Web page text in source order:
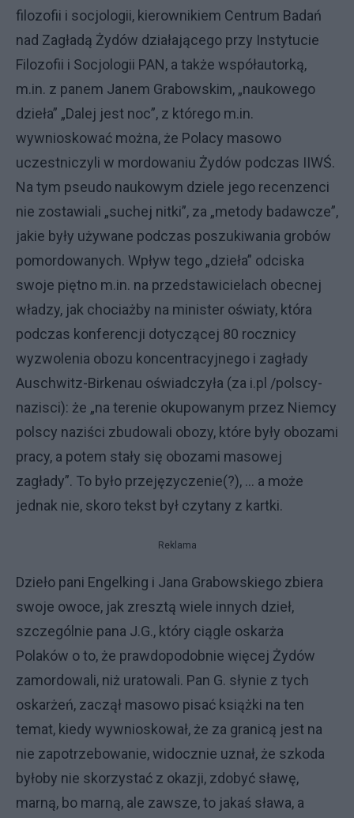
filozofii i socjologii, kierownikiem Centrum Badań
nad Zagładą Żydów działającego przy Instytucie
Filozofii i Socjologii PAN, a także współautorką,
m.in. z panem Janem Grabowskim, „naukowego
dzieła” „Dalej jest noc”, z którego m.in.
wywnioskować można, że Polacy masowo
uczestniczyli w mordowaniu Żydów podczas IIWŚ.
Na tym pseudo naukowym dziele jego recenzenci
nie zostawiali „suchej nitki”, za „metody badawcze”,
jakie były używane podczas poszukiwania grobów
pomordowanych. Wpływ tego „dzieła” odciska
swoje piętno m.in. na przedstawicielach obecnej
władzy, jak chociażby na minister oświaty, która
podczas konferencji dotyczącej 80 rocznicy
wyzwolenia obozu koncentracyjnego i zagłady
Auschwitz-Birkenau oświadczyła (za i.pl /polscy-
nazisci): że „na terenie okupowanym przez Niemcy
polscy naziści zbudowali obozy, które były obozami
pracy, a potem stały się obozami masowej
zagłady”. To było przejęzyczenie(?), … a może
jednak nie, skoro tekst był czytany z kartki.
Reklama
Dzieło pani Engelking i Jana Grabowskiego zbiera
swoje owoce, jak zresztą wiele innych dzieł,
szczególnie pana J.G., który ciągle oskarża
Polaków o to, że prawdopodobnie więcej Żydów
zamordowali, niż uratowali. Pan G. słynie z tych
oskarżeń, zaczął masowo pisać książki na ten
temat, kiedy wywnioskował, że za granicą jest na
nie zapotrzebowanie, widocznie uznał, że szkoda
byłoby nie skorzystać z okazji, zdobyć sławę,
marną, bo marną, ale zawsze, to jakaś sława, a